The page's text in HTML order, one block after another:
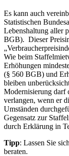
Es kann auch
Statistischen
Lebenshaltung aller
BGB). Dieser
Wie beim
Erhöhungen
(§ 560 BGB) und
bleiben
Modernisierung darf
verlangen, wenn er
Umständen
Gegensatz zur
durch Erklärung in
Tipp: Lassen Sie
beraten.